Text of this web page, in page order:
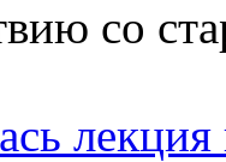
со